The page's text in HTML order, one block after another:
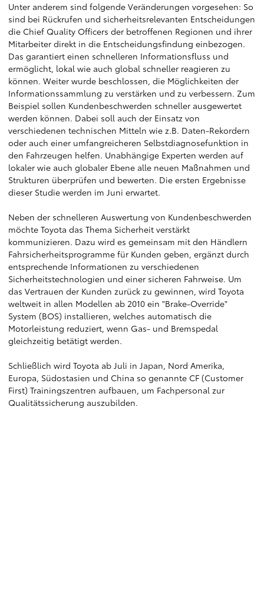
Unter anderem sind folgende Veränderungen vorgesehen: So
sind bei Rückrufen und sicherheitsrelevanten Entscheidungen
die Chief Quality Officers der betroffenen Regionen und ihrer
Mitarbeiter direkt in die Entscheidungsfindung einbezogen.
Das garantiert einen schnelleren Informationsfluss und
ermöglicht, lokal wie auch global schneller reagieren zu
können. Weiter wurde beschlossen, die Möglichkeiten der
Informationssammlung zu verstärken und zu verbessern. Zum
Beispiel sollen Kundenbeschwerden schneller ausgewertet
werden können. Dabei soll auch der Einsatz von
verschiedenen technischen Mitteln wie z.B. Daten-Rekordern
oder auch einer umfangreicheren Selbstdiagnosefunktion in
den Fahrzeugen helfen. Unabhängige Experten werden auf
lokaler wie auch globaler Ebene alle neuen Maßnahmen und
Strukturen überprüfen und bewerten. Die ersten Ergebnisse
dieser Studie werden im Juni erwartet.
Neben der schnelleren Auswertung von Kundenbeschwerden
möchte Toyota das Thema Sicherheit verstärkt
kommunizieren. Dazu wird es gemeinsam mit den Händlern
Fahrsicherheitsprogramme für Kunden geben, ergänzt durch
entsprechende Informationen zu verschiedenen
Sicherheitstechnologien und einer sicheren Fahrweise. Um
das Vertrauen der Kunden zurück zu gewinnen, wird Toyota
weltweit in allen Modellen ab 2010 ein "Brake-Override"
System (BOS) installieren, welches automatisch die
Motorleistung reduziert, wenn Gas- und Bremspedal
gleichzeitig betätigt werden.
Schließlich wird Toyota ab Juli in Japan, Nord Amerika,
Europa, Südostasien und China so genannte CF (Customer
First) Trainingszentren aufbauen, um Fachpersonal zur
Qualitätssicherung auszubilden.